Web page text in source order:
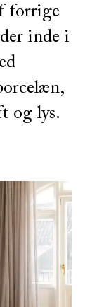
forrige
inde i
og lys.